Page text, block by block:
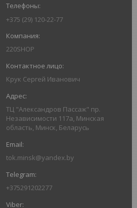
+375 (29) 120-22-77
220SHOP
Крук Сергей Иванович
ТЦ "Александров Пассаж" пр.
Независимости 117а, Минская
область, Минск, Беларусь
tok.minsk@yandex.by
+375291202277